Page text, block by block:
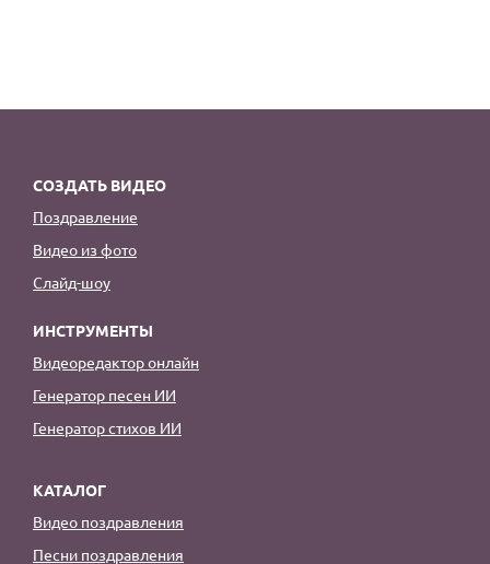
СОЗДАТЬ ВИДЕО
Поздравление
Видео из фото
Слайд-шоу
ИНСТРУМЕНТЫ
Видеоредактор онлайн
Генератор песен ИИ
Генератор стихов ИИ
КАТАЛОГ
Видео поздравления
Песни поздравления